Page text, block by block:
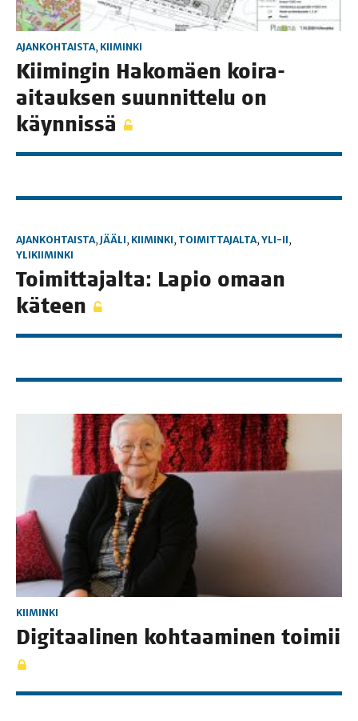
AJANKOHTAISTA, KIIMINKI
Kii­min­gin Hako­mäen koi­ra-
aitauk­sen suun­nit­te­lu on
käynnissä
AJANKOHTAISTA, JÄÄLI, KIIMINKI, TOIMITTAJALTA, YLI-II,
YLIKIIMINKI
Toi­mit­ta­jal­ta: Lapio omaan
käteen
KIIMINKI
Digi­taa­li­nen koh­taa­mi­nen toimii